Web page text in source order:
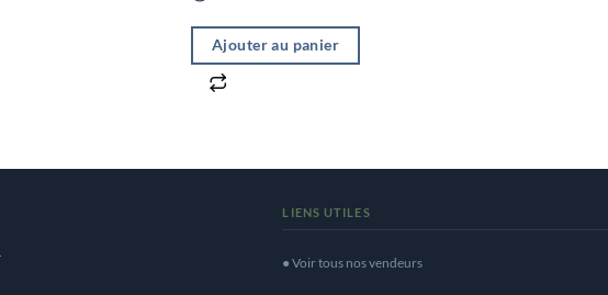
Ajouter au panier
LIENS UTILES
● Voir tous nos vendeurs